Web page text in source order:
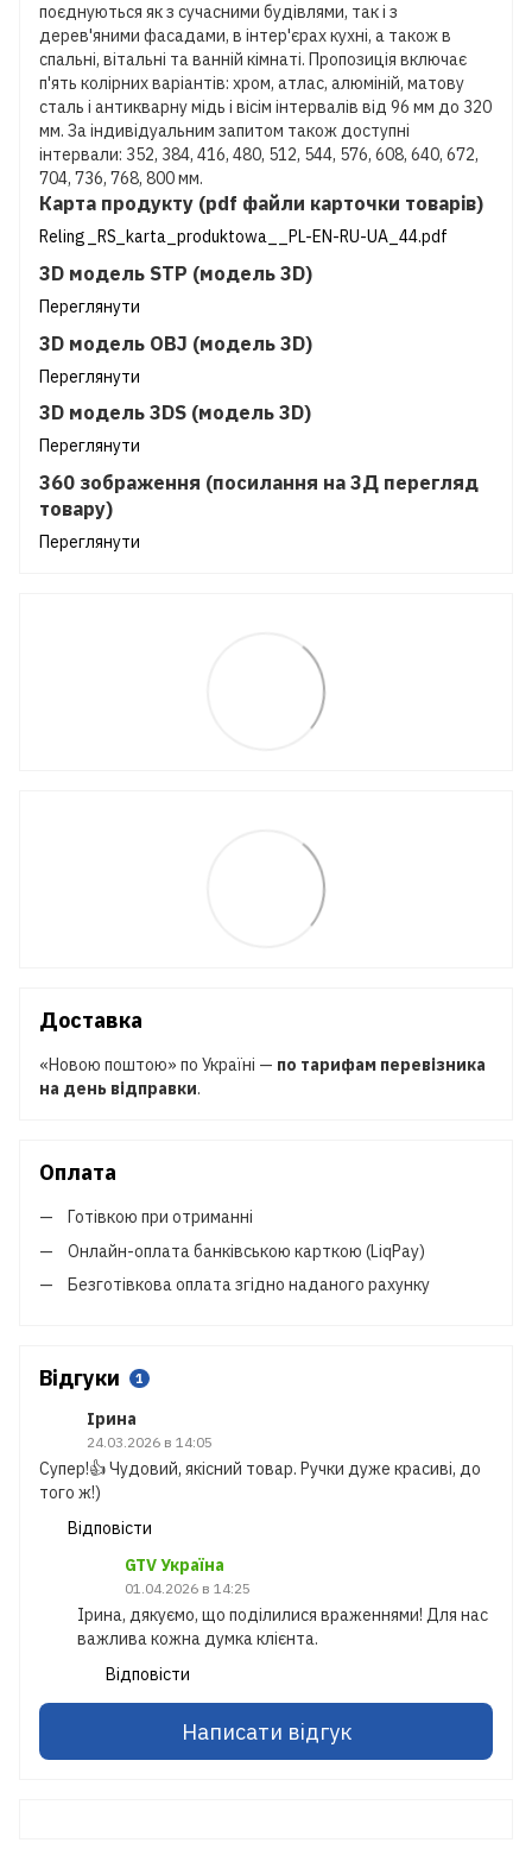
поєднуються як з сучасними будівлями, так і з
дерев'яними фасадами, в інтер'єрах кухні, а також в
спальні, вітальні та ванній кімнаті. Пропозиція включає
п'ять колірних варіантів: хром, атлас, алюміній, матову
сталь і антикварну мідь і вісім інтервалів від 96 мм до 320
мм. За індивідуальним запитом також доступні
інтервали: 352, 384, 416, 480, 512, 544, 576, 608, 640, 672,
704, 736, 768, 800 мм.
Карта продукту (pdf файли карточки товарів)
Reling_RS_karta_produktowa__PL-EN-RU-UA_44.pdf
3D модель STP (модель 3D)
Переглянути
3D модель OBJ (модель 3D)
Переглянути
3D модель 3DS (модель 3D)
Переглянути
360 зображення (посилання на 3Д перегляд
товару)
Переглянути
Доставка
«Новою поштою» по Україні — по тарифам перевізника
на день відправки.
Оплата
Готівкою при отриманні
Онлайн-оплата банківською карткою (LiqPay)
Безготівкова оплата згідно наданого рахунку
Відгуки 1
Ірина
24.03.2026 в 14:05
Супер!👍 Чудовий, якісний товар. Ручки дуже красиві, до
того ж!)
Відповісти
GTV Україна
01.04.2026 в 14:25
Ірина, дякуємо, що поділилися враженнями! Для нас
важлива кожна думка клієнта.
Відповісти
Написати відгук